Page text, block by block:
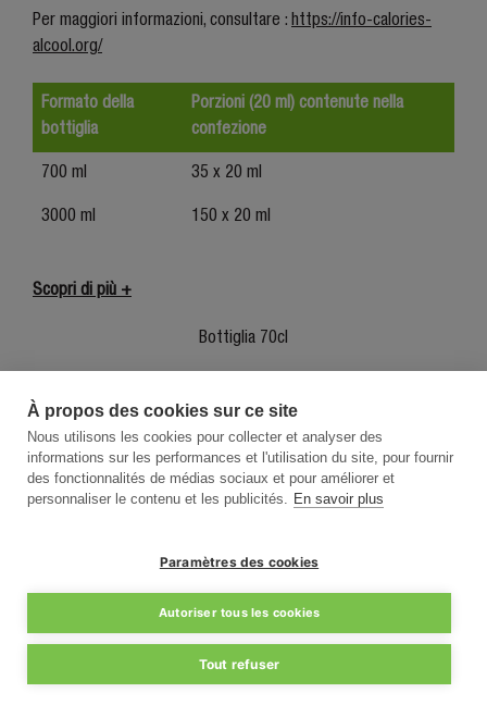
Per maggiori informazioni, consultare : https://info-calories-
alcool.org/
Formato della
bottiglia
Porzioni (20 ml) contenute nella
confezione
700 ml 35 x 20 ml
3000 ml 150 x 20 ml
Scopri di più +
Bottiglia 70cl
À propos des cookies sur ce site
Nous utilisons les cookies pour collecter et analyser des
informations sur les performances et l'utilisation du site, pour fournir
des fonctionnalités de médias sociaux et pour améliorer et
personnaliser le contenu et les publicités. En savoir plus
Paramètres des cookies
Autoriser tous les cookies
Tout refuser